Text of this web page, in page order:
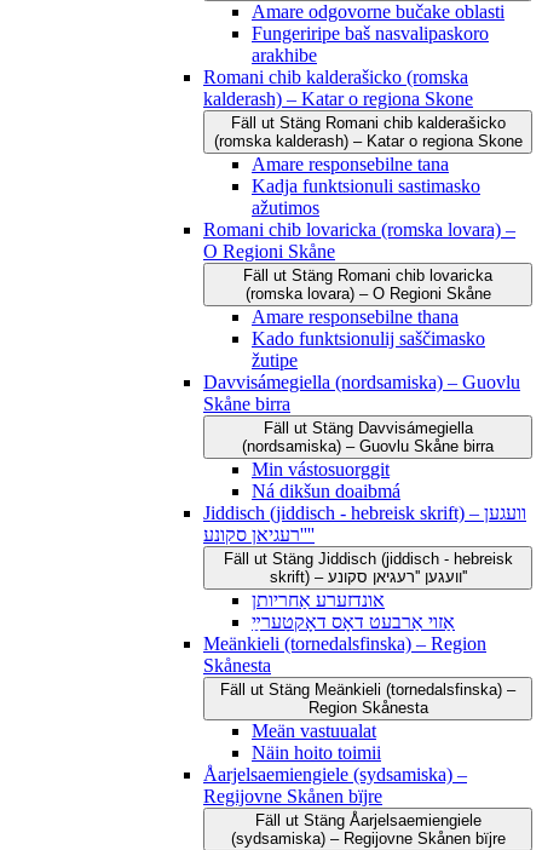
Amare odgovorne bučake oblasti
Fungeriripe baš nasvalipaskoro
arakhibe
Romani chib kalderašicko (romska
kalderash) – Katar o regiona Skone
Fäll ut Stäng Romani chib kalderašicko
(romska kalderash) – Katar o regiona Skone
Amare responsebilne tana
Kadja funktsionuli sastimasko
ažutimos
Romani chib lovaricka (romska lovara) –
O Regioni Skåne
Fäll ut Stäng Romani chib lovaricka
(romska lovara) – O Regioni Skåne
Amare responsebilne thana
Kado funktsionulij saščimasko
žutipe
Davvisámegiella (nordsamiska) – Guovlu
Skåne birra
Fäll ut Stäng Davvisámegiella
(nordsamiska) – Guovlu Skåne birra
Min vástosuorggit
Ná dikšun doaibmá
Jiddisch (jiddisch - hebreisk skrift) – וועגען
''רעגיאן סקונע''
Fäll ut Stäng Jiddisch (jiddisch - hebreisk
skrift) – וועגען ''רעגיאן סקונע''
אונדזערע אַחריותן
אַזוי אַרבעט דאָס דאָקטערײַ
Meänkieli (tornedalsfinska) – Region
Skånesta
Fäll ut Stäng Meänkieli (tornedalsfinska) –
Region Skånesta
Meän vastuualat
Näin hoito toimii
Åarjelsaemiengiele (sydsamiska) –
Regijovne Skånen bïjre
Fäll ut Stäng Åarjelsaemiengiele
(sydsamiska) – Regijovne Skånen bïjre